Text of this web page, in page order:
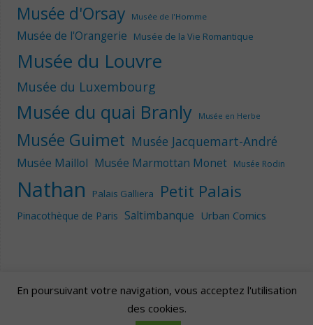
Musée d'Orsay Musée de l'Homme
Musée de l'Orangerie Musée de la Vie Romantique
Musée du Louvre
Musée du Luxembourg
Musée du quai Branly Musée en Herbe
Musée Guimet Musée Jacquemart-André
Musée Maillol Musée Marmottan Monet Musée Rodin
Nathan Palais Galliera Petit Palais
Pinacothèque de Paris Saltimbanque Urban Comics
| Fièrement propulsé par
En poursuivant votre navigation, vous acceptez l'utilisation
des cookies.